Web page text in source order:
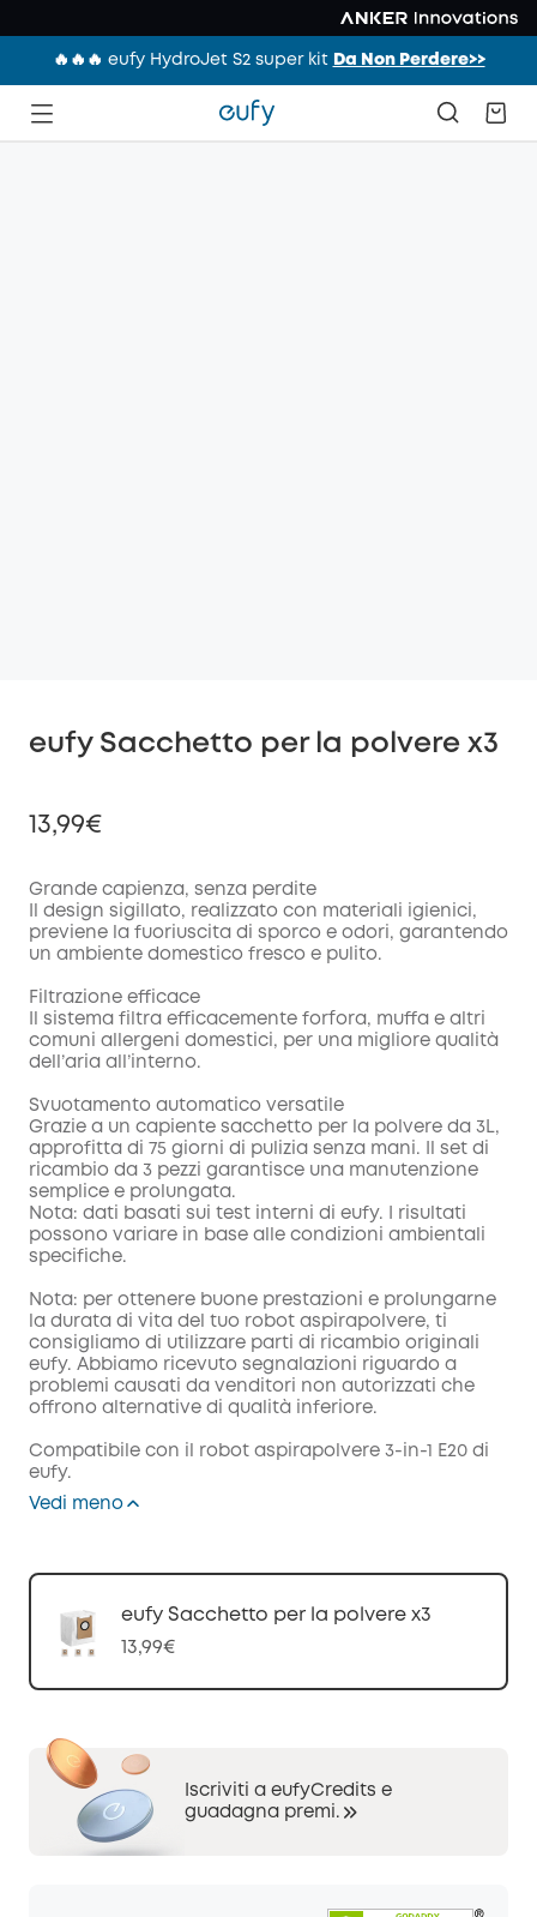
🔥🔥🔥 eufy HydroJet S2 super kit Da Non Perdere>>
eufy Sacchetto per la polvere x3
13,99€
di sconto
Grande capienza, senza perdite
Il design sigillato, realizzato con materiali igienici,
previene la fuoriuscita di sporco e odori, garantendo
un ambiente domestico fresco e pulito.
Filtrazione efficace
Il sistema filtra efficacemente forfora, muffa e altri
comuni allergeni domestici, per una migliore qualità
dell’aria all’interno.
Svuotamento automatico versatile
Grazie a un capiente sacchetto per la polvere da 3L,
approfitta di 75 giorni di pulizia senza mani. Il set di
ricambio da 3 pezzi garantisce una manutenzione
semplice e prolungata.
Nota: dati basati sui test interni di eufy. I risultati
possono variare in base alle condizioni ambientali
specifiche.
Nota: per ottenere buone prestazioni e prolungarne
la durata di vita del tuo robot aspirapolvere, ti
consigliamo di utilizzare parti di ricambio originali
eufy. Abbiamo ricevuto segnalazioni riguardo a
problemi causati da venditori non autorizzati che
offrono alternative di qualità inferiore.
Compatibile con il robot aspirapolvere 3-in-1 E20 di
eufy.
Vedi meno
eufy Sacchetto per la polvere x3
13,99€
Iscriviti a eufyCredits e
guadagna premi.